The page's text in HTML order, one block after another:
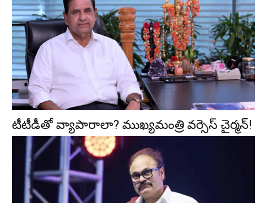
టీటీడీతో వ్యాపారాలా? ముఖ్యమంత్రి వర్సెస్ చైర్మన్!